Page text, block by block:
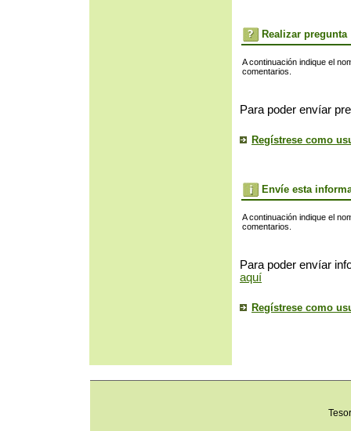
Realizar pregunta
A continuación indique el
comentarios.
Para poder envíar
Regístrese como
Envíe esta
A continuación indique el
comentarios.
Para poder envíar
aquí
Regístrese como